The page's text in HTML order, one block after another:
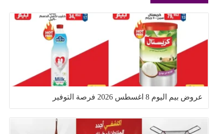
عروض بيم اليوم 8 اغسطس 2026 فرصة التوفير